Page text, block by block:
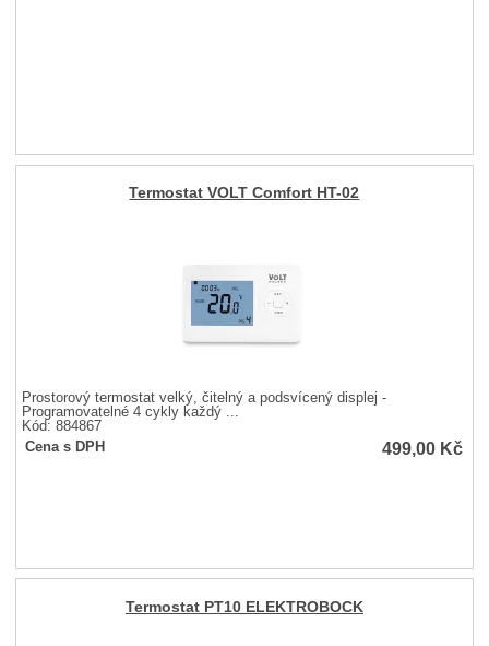
Termostat VOLT Comfort HT-02
Prostorový termostat velký, čitelný a podsvícený displej -
Programovatelné 4 cykly každý ...
Kód: 884867
Cena s DPH
499,00 Kč
Termostat PT10 ELEKTROBOCK